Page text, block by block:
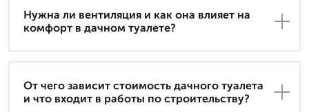
Нужна ли вентиляция и как она влияет на
комфорт в дачном туалете?
От чего зависит стоимость дачного туалета
и что входит в работы по строительству?